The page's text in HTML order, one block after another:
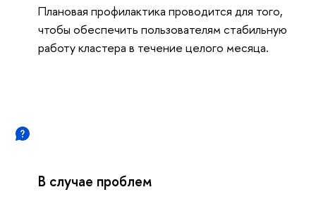
Плановая профилактика проводится для того,
чтобы обеспечить пользователям стабильную
работу кластера в течение целого месяца.
В случае проблем